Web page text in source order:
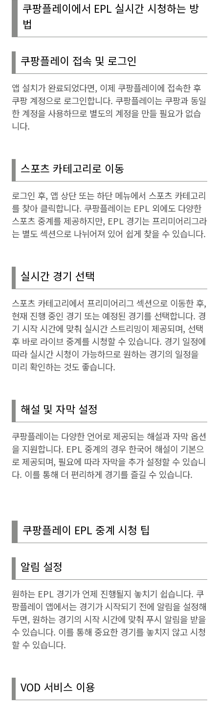
쿠팡플레이에서 EPL 실시간 시청하는 방
법
쿠팡플레이 접속 및 로그인
앱 설치가 완료되었다면, 이제 쿠팡플레이에 접속한 후
쿠팡 계정으로 로그인합니다. 쿠팡플레이는 쿠팡과 동일
한 계정을 사용하므로 별도의 계정을 만들 필요가 없습
니다.
스포츠 카테고리로 이동
로그인 후, 앱 상단 또는 하단 메뉴에서 스포츠 카테고리
를 찾아 클릭합니다. 쿠팡플레이는 EPL 외에도 다양한
스포츠 중계를 제공하지만, EPL 경기는 프리미어리그라
는 별도 섹션으로 나뉘어져 있어 쉽게 찾을 수 있습니다.
실시간 경기 선택
스포츠 카테고리에서 프리미어리그 섹션으로 이동한 후,
현재 진행 중인 경기 또는 예정된 경기를 선택합니다. 경
기 시작 시간에 맞춰 실시간 스트리밍이 제공되며, 선택
후 바로 라이브 중계를 시청할 수 있습니다. 경기 일정에
따라 실시간 시청이 가능하므로 원하는 경기의 일정을
미리 확인하는 것도 좋습니다.
해설 및 자막 설정
쿠팡플레이는 다양한 언어로 제공되는 해설과 자막 옵션
을 지원합니다. EPL 중계의 경우 한국어 해설이 기본으
로 제공되며, 필요에 따라 자막을 추가 설정할 수 있습니
다. 이를 통해 더 편리하게 경기를 즐길 수 있습니다.
쿠팡플레이 EPL 중계 시청 팁
알림 설정
원하는 EPL 경기가 언제 진행될지 놓치기 쉽습니다. 쿠
팡플레이 앱에서는 경기가 시작되기 전에 알림을 설정해
두면, 원하는 경기의 시작 시간에 맞춰 푸시 알림을 받을
수 있습니다. 이를 통해 중요한 경기를 놓치지 않고 시청
할 수 있습니다.
VOD 서비스 이용